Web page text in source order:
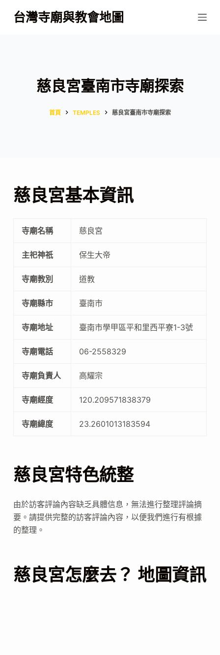
跳
至
台灣寺廟與教會地圖
慈良宮臺南市寺廟探索
首頁 TEMPLES 慈良宮臺南市寺廟探索
慈良宮基本資訊
寺廟名稱 慈良宮
主祀神祇 保生大帝
寺廟教別 道教
寺廟縣市 臺南市
寺廟地址 臺南市學甲區平和里西平寮1-3號
寺廟電話 06-2558329
寺廟負責人 高耀宗
寺廟經度 120.209571838379
寺廟緯度 23.2601013183594
慈良宮特色統整
由於訪客評論內容缺乏具體信息，無法進行整理評論摘
要。請提供完整的訪客評論內容，以便我們進行有根據
的整理。
慈良宮怎麼去？ 地圖資訊